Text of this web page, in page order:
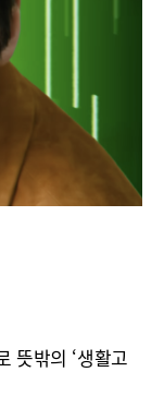
뜻밖의 ‘생활고